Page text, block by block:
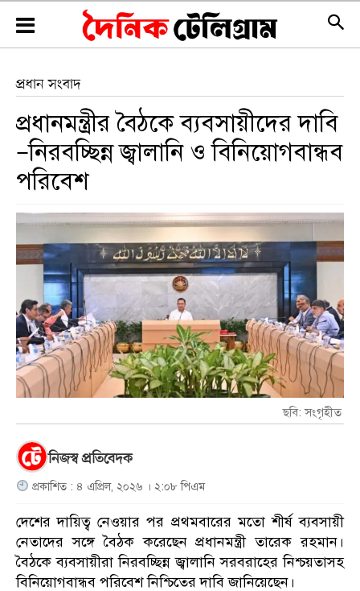
প্রধান সংবাদ
প্রধানমন্ত্রীর বৈঠকে ব্যবসায়ীদের দাবি
—নিরবচ্ছিন্ন জ্বালানি ও বিনিয়োগবান্ধব
পরিবেশ
ছবি: সংগৃহীত
নিজস্ব প্রতিবেদক
প্রকাশিত : ৪ এপ্রিল, ২০২৬ । ২:০৮ পিএম
দেশের দায়িত্ব নেওয়ার পর প্রথমবারের মতো শীর্ষ ব্যবসায়ী
নেতাদের সঙ্গে বৈঠক করেছেন প্রধানমন্ত্রী তারেক রহমান।
বৈঠকে ব্যবসায়ীরা নিরবচ্ছিন্ন জ্বালানি সরবরাহের নিশ্চয়তাসহ
বিনিয়োগবান্ধব পরিবেশ নিশ্চিতের দাবি জানিয়েছেন।